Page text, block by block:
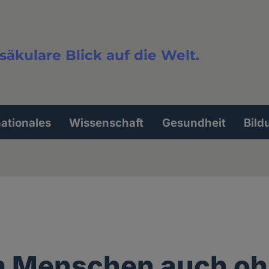
Blick auf die Welt.
Wissenschaft Gesundheit